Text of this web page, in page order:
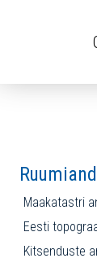
Maakatastri
Eesti
Kitsenduste